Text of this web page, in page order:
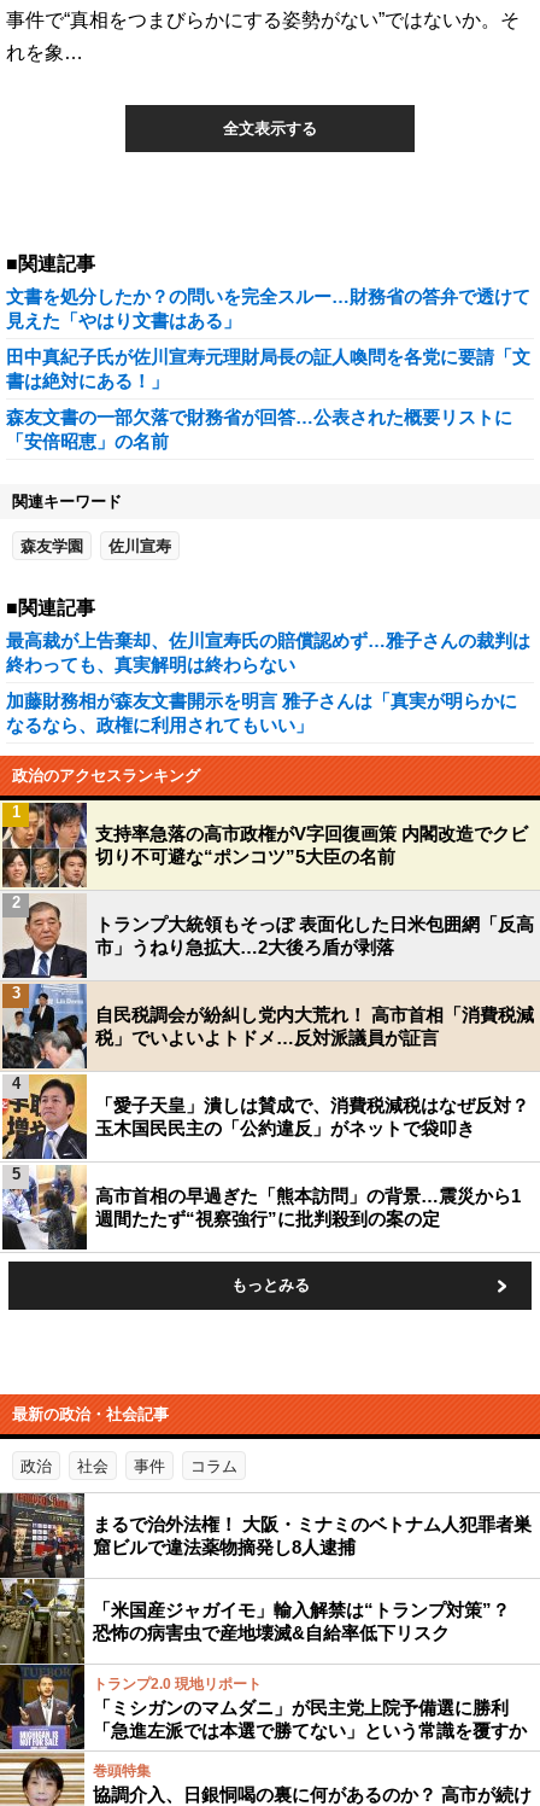
事件で“真相をつまびらかにする姿勢がない”ではないか。そ
れを象…
全文表示する
■関連記事
文書を処分したか？の問いを完全スルー…財務省の答弁で透けて
見えた「やはり文書はある」
田中真紀子氏が佐川宣寿元理財局長の証人喚問を各党に要請「文
書は絶対にある！」
森友文書の一部欠落で財務省が回答…公表された概要リストに
「安倍昭恵」の名前
関連キーワード
森友学園 佐川宣寿
■関連記事
最高裁が上告棄却、佐川宣寿氏の賠償認めず…雅子さんの裁判は
終わっても、真実解明は終わらない
加藤財務相が森友文書開示を明言 雅子さんは「真実が明らかに
なるなら、政権に利用されてもいい」
政治のアクセスランキング
支持率急落の高市政権がV字回復画策 内閣改造でクビ
切り不可避な“ポンコツ”5大臣の名前
1
トランプ大統領もそっぽ 表面化した日米包囲網「反高
市」うねり急拡大…2大後ろ盾が剥落
2
自民税調会が紛糾し党内大荒れ！ 高市首相「消費税減
税」でいよいよトドメ…反対派議員が証言
3
「愛子天皇」潰しは賛成で、消費税減税はなぜ反対？
玉木国民民主の「公約違反」がネットで袋叩き
4
高市首相の早過ぎた「熊本訪問」の背景…震災から1
週間たたず“視察強行”に批判殺到の案の定
5
もっとみる
最新の政治・社会記事
政治 社会 事件 コラム
まるで治外法権！ 大阪・ミナミのベトナム人犯罪者巣
窟ビルで違法薬物摘発し8人逮捕
「米国産ジャガイモ」輸入解禁は“トランプ対策”？
恐怖の病害虫で産地壊滅&自給率低下リスク
トランプ2.0 現地リポート
「ミシガンのマムダニ」が民主党上院予備選に勝利
「急進左派では本選で勝てない」という常識を覆すか
巻頭特集
協調介入、日銀恫喝の裏に何があるのか？ 高市が続け